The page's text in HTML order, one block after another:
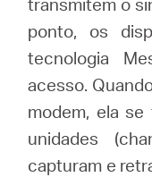
ponto, os
tecnologia
acesso.
modem, ela
unidades
capturam e